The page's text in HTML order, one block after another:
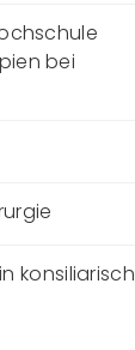
bei
konsiliarisch